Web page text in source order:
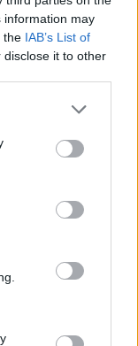
information may
the IAB’s List of
it to other
or more Google
You may click to
party tags to
in below Google
Hoaxes για
από τον
τον εφημερίο
Κέρκυρα